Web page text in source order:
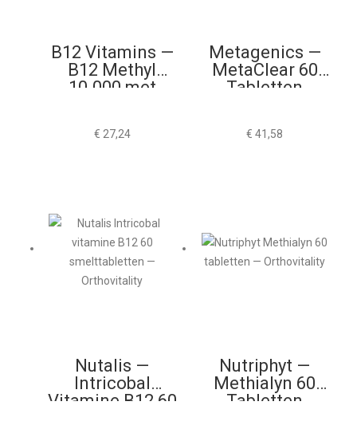
B12 Vitamins —
B12 Methyl
10.000 met
€ 27,24
Metagenics —
MetaClear 60
Tabletten
€ 41,58
Nutalis —
Intricobal
Vitamine B12 60
Nutriphyt —
Methialyn 60
Tabletten